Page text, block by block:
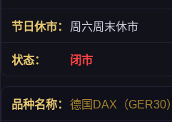
周六周末休市
闭市
德国DAX（GER30）